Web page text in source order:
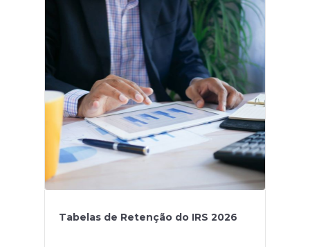
Tabelas de Retenção do IRS 2026